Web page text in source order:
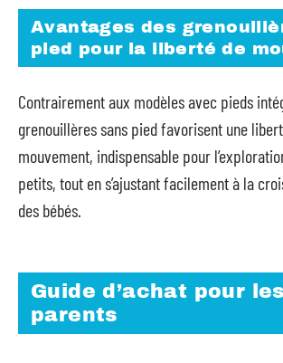
Avantages des
pied pour la liberté de
Contrairement aux modèles avec pieds
grenouillères sans pied favorisent une
mouvement, indispensable pour
petits, tout en s’ajustant facilement à la
des bébés.
Guide d’achat pour les
parents